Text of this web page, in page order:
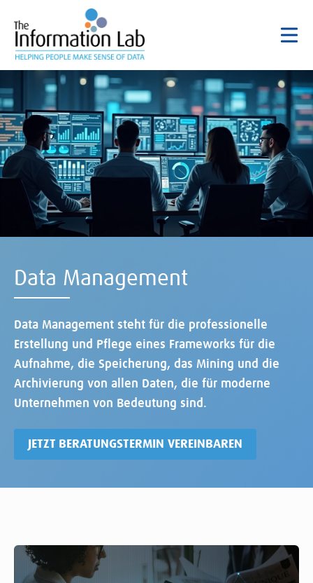
Data Management
Data Management steht für die professionelle
Erstellung und Pflege eines Frameworks für die
Aufnahme, die Speicherung, das Mining und die
Archivierung von allen Daten, die für moderne
Unternehmen von Bedeutung sind.
JETZT BERATUNGSTERMIN VEREINBAREN